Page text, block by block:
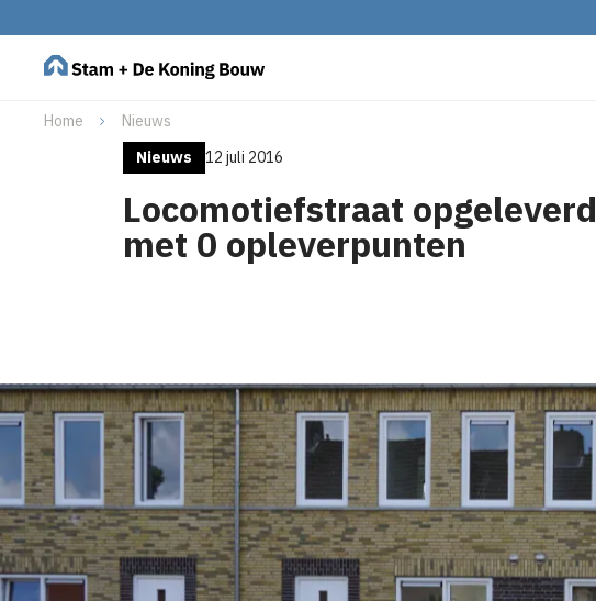
Home
Nieuws
Nieuws
12 juli 2016
Locomotiefstraat opgeleverd
met 0 opleverpunten